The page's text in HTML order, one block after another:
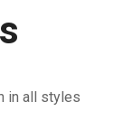
in all styles